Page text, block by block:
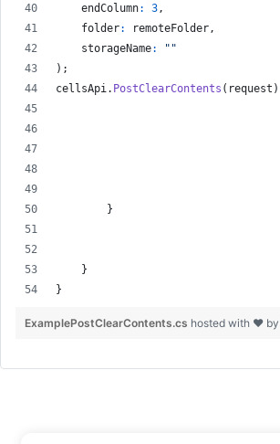
endColumn: 3,
folder: remoteFolder,
storageName:
""
) ;
cellsApi. PostClearContents ( request )
}
}
}
ExamplePostClearContents.cs hosted with ❤ by